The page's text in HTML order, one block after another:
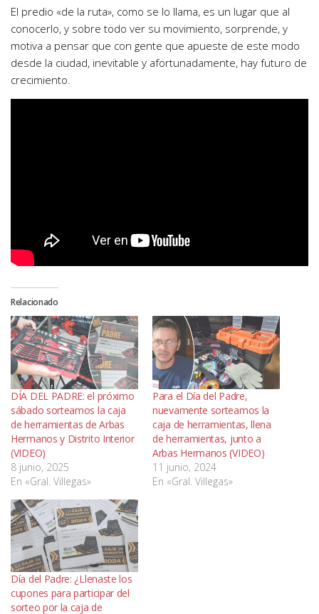
El predio «de la ruta», como se lo llama, es un lugar que al
conocerlo, y sobre todo ver su movimiento, sorprende, y
motiva a pensar que con gente que apueste de este modo
desde la ciudad, inevitable y afortunadamente, hay futuro de
crecimiento.
Relacionado
DÍA DEL PADRE: el próximo
sábado sorteamos la caja
de herramientas de Arbas
Hermanos y Distrito Interior
(VIDEO)
8 junio, 2025
En «Gral. Villegas»
Para el Día del Padre,
nuevamente sorteamos la
caja de herramientas, llena
de herramientas, junto a
Arbas Hermanos (VIDEO)
11 junio, 2024
En «Gral. Villegas»
Día del Padre: ¿Llenaste los
cupones para participar del
sorteo por la caja de